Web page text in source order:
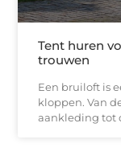
Tent huren
trouwen
Een bruiloft is
kloppen. Van
aankleding tot